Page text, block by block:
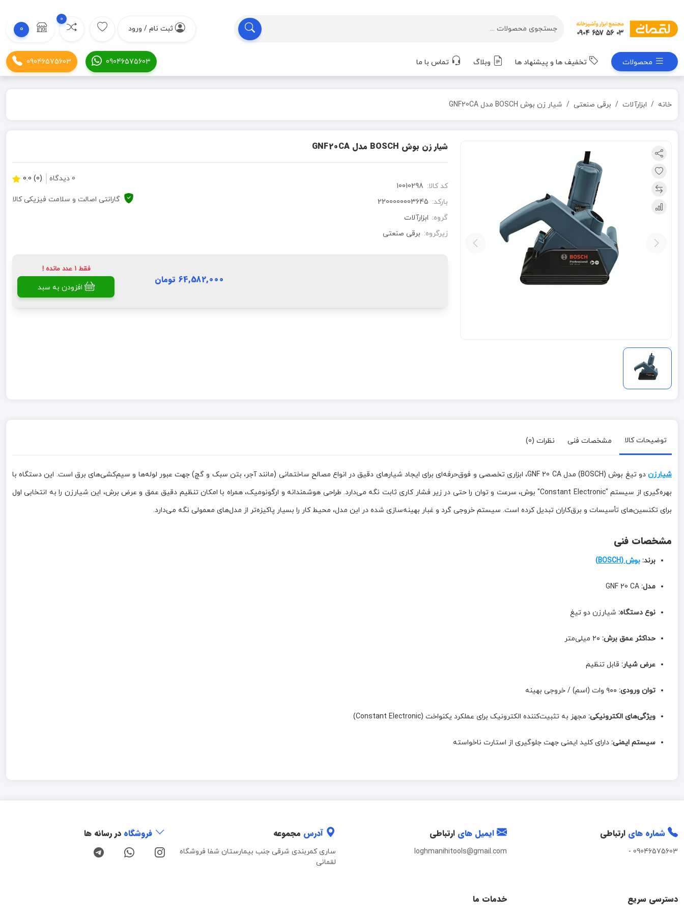
ثبت نام / ورود
0
0
محصولات تخفیف ها و پیشنهاد ها وبلاگ تماس با ما 09046575603
09046575603
خانه ابزارآلات برقی صنعتی شیار زن بوش BOSCH مدل GNF20CA
شیار زن بوش BOSCH مدل GNF20CA
کد کالا: 10010298
بارکد: 2200000003645
گروه: ابزارآلات
زیرگروه: برقی صنعتی
0 دیدگاه (0) 0.0
گارانتی اصالت و سلامت فیزیکی کالا
64,582,000 تومان
فقط 1 عدد مانده !
افزودن به سبد
توضیحات کالا مشخصات فنی نظرات (0)
شیارزن
دو تیغ بوش (BOSCH) مدل GNF 20 CA، ابزاری تخصصی و فوق‌حرفه‌ای برای ایجاد شیارهای دقیق در انواع مصالح ساختمانی (مانند آجر، بتن سبک و گچ) جهت عبور لوله‌ها و سیم‌کشی‌های برق است. این دستگاه با
بهره‌گیری از سیستم "Constant Electronic" بوش، سرعت و توان را حتی در زیر فشار کاری ثابت نگه می‌دارد. طراحی هوشمندانه و ارگونومیک، همراه با امکان تنظیم دقیق عمق و عرض برش، این شیارزن را به انتخابی اول
برای تکنسین‌های تأسیسات و برق‌کاران تبدیل کرده است. سیستم خروجی گرد و غبار بهینه‌سازی شده در این مدل، محیط کار را بسیار پاکیزه‌تر از مدل‌های معمولی نگه می‌دارد.
مشخصات فنی
برند: بوش (BOSCH)
مدل:
نوع دستگاه: شیارزن دو تیغ
حداکثر عمق برش:
عرض شیار: قابل تنظیم
توان ورودی:
ویژگی‌های الکترونیکی: مجهز به تثبیت‌کننده الکترونیک برای عملکرد یکنواخت (Constant Electronic)
سیستم ایمنی: دارای کلید ایمنی جهت جلوگیری از استارت ناخواسته
شماره های ارتباطی
09046575603
-
ایمیل های ارتباطی
loghmanihitools@gmail.com
آدرس مجموعه
ساری کمربندی شرقی جنب بیمارستان شفا فروشگاه
لقمانی
فروشگاه در رسانه ها
دسترسی سریع خدمات ما